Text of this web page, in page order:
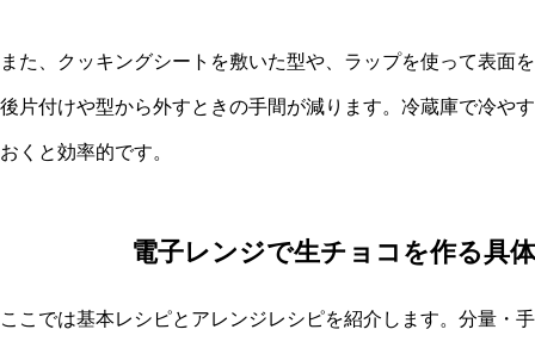
また、クッキングシートを敷いた型や、ラップを使って表面
後片付けや型から外すときの手間が減ります。冷蔵庫で冷や
おくと効率的です。
電子レンジで生チョコを作る具
ここでは基本レシピとアレンジレシピを紹介します。分量・